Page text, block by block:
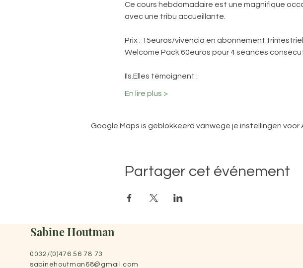
Ce cours hebdomadaire est une magnifique
avec une tribu accueillante.
Prix : 15euros/vivencia en abonnement
Welcome Pack 60euros pour 4 séances
Ils.Elles témoignent :
En lire plus >
Google Maps is geblokkeerd vanwege je instellingen
Partager cet événement
Sabine Houtman
0032/(0)476 56 78 73
sabinehoutman68@gmail.com